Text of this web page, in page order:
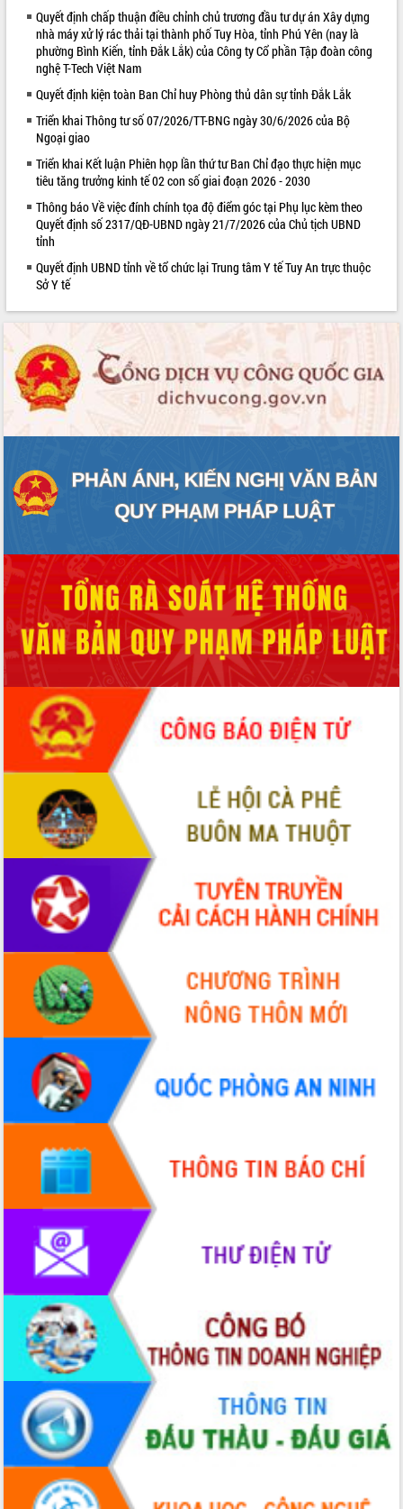
LIÊN KẾT WEB
Quyết định chấp thuận điều chỉnh chủ trương đầu tư dự án Xây dựng
nhà máy xử lý rác thải tại thành phố Tuy Hòa, tỉnh Phú Yên (nay là
phường Bình Kiến, tỉnh Đắk Lắk) của Công ty Cổ phần Tập đoàn công
nghệ T-Tech Việt Nam
Quyết định kiện toàn Ban Chỉ huy Phòng thủ dân sự tỉnh Đắk Lắk
Triển khai Thông tư số 07/2026/TT-BNG ngày 30/6/2026 của Bộ
Ngoại giao
Triển khai Kết luận Phiên họp lần thứ tư Ban Chỉ đạo thực hiện mục
tiêu tăng trưởng kinh tế 02 con số giai đoạn 2026 - 2030
Thông báo Về việc đính chính tọa độ điểm góc tại Phụ lục kèm theo
Quyết định số 2317/QĐ-UBND ngày 21/7/2026 của Chủ tịch UBND
tỉnh
Quyết định UBND tỉnh về tổ chức lại Trung tâm Y tế Tuy An trực thuộc
Sở Y tế